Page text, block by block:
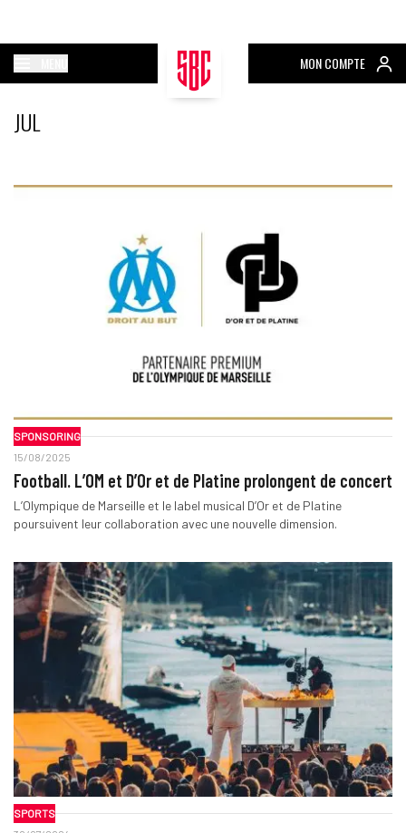
MON COMPTE
JUL
SPONSORING
15/08/2025
Football. L’OM et D’Or et de Platine prolongent de concert
L’Olympique de Marseille et le label musical D’Or et de Platine
poursuivent leur collaboration avec une nouvelle dimension.
SPORTS